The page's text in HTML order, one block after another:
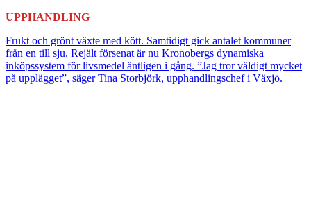
UPPHANDLING
Frukt och grönt växte med kött. Samtidigt gick antalet kommuner
från en till sju. Rejält försenat är nu Kronobergs dynamiska
inköpssystem för livsmedel äntligen i gång. ”Jag tror väldigt mycket
på upplägget”, säger Tina Storbjörk, upphandlingschef i Växjö.